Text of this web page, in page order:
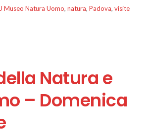
Museo Natura Uomo, natura, Padova, visite
Natura e
– Domenica